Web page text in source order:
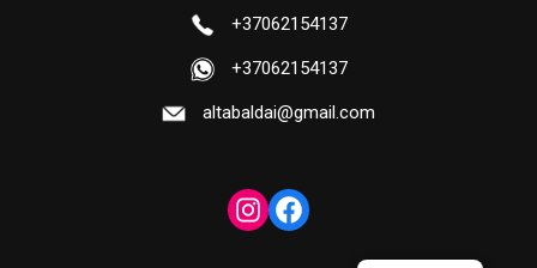
+37062154137
+37062154137
altabaldai@gmail.com